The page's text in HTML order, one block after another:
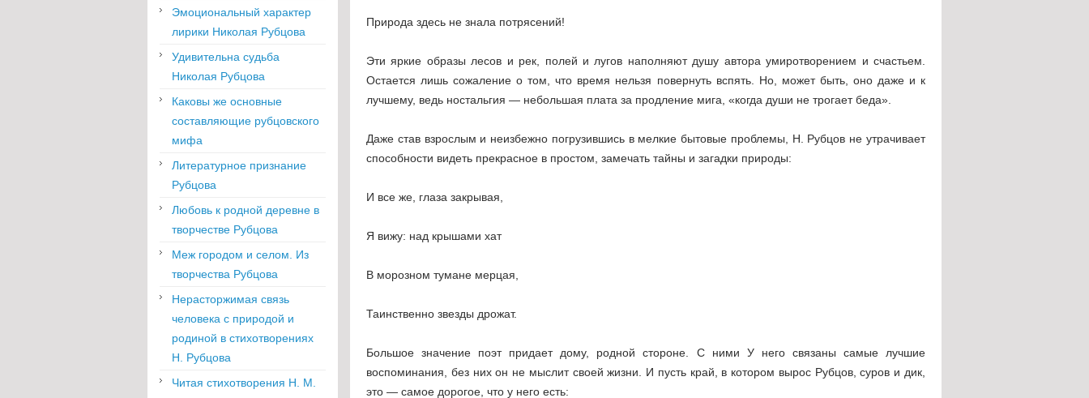
Эмоциональный характер
лирики Николая Рубцова
Удивительна судьба
Николая Рубцова
Каковы же основные
составляющие рубцовского
мифа
Литературное признание
Рубцова
Любовь к родной деревне в
творчестве Рубцова
Меж городом и селом. Из
творчества Рубцова
Нерасторжимая связь
человека с природой и
родиной в стихотворениях
Н. Рубцова
Читая стихотворения Н. М.
Природа здесь не знала потрясений!
Эти яркие образы лесов и рек, полей и лугов наполняют душу автора умиротворением и счастьем.
Остается лишь сожаление о том, что время нельзя повернуть вспять. Но, может быть, оно даже и к
лучшему, ведь ностальгия — небольшая плата за продление мига, «когда души не трогает беда».
Даже став взрослым и неизбежно погрузившись в мелкие бытовые проблемы, Н. Рубцов не утрачивает
способности видеть прекрасное в простом, замечать тайны и загадки природы:
И все же, глаза закрывая,
Я вижу: над крышами хат
В морозном тумане мерцая,
Таинственно звезды дрожат.
Большое значение поэт придает дому, родной стороне. С ними У него связаны самые лучшие
воспоминания, без них он не мыслит своей жизни. И пусть край, в котором вырос Рубцов, суров и дик,
это — самое дорогое, что у него есть: